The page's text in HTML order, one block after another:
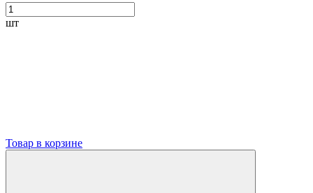
шт
Товар в корзине